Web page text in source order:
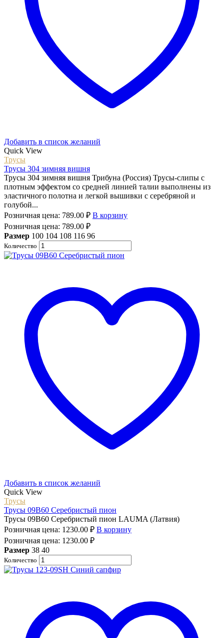
Добавить в список желаний
Quick View
Трусы
Трусы 304 зимняя вишня
Трусы 304 зимняя вишня Трибуна (Россия) Трусы-слипы с
плотным эффектом со средней линией талии выполнены из
эластичного полотна и легкой вышивки с серебряной и
голубой...
Розничная цена: 789.00 ₽ В корзину
Розничная цена: 789.00 ₽
Размер 100 104 108 116 96
Количество
Добавить в список желаний
Quick View
Трусы
Трусы 09B60 Серебристый пион
Трусы 09B60 Серебристый пион LAUMA (Латвия)
Розничная цена: 1230.00 ₽ В корзину
Розничная цена: 1230.00 ₽
Размер 38 40
Количество